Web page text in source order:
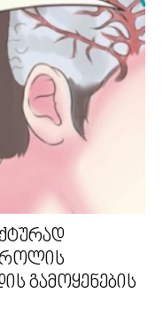
გამოყენების